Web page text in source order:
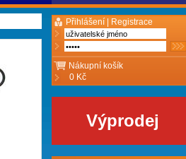
Přihlášení | Registrace
Nákupní košík
0 Kč
Výprodej